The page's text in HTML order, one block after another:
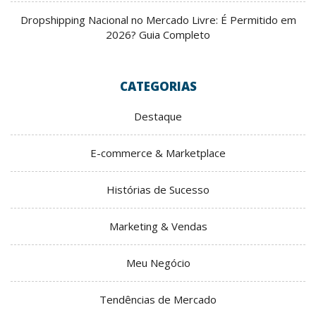
Dropshipping Nacional no Mercado Livre: É Permitido em
2026? Guia Completo
CATEGORIAS
Destaque
E-commerce & Marketplace
Histórias de Sucesso
Marketing & Vendas
Meu Negócio
Tendências de Mercado